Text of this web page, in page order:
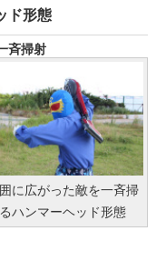
ド形態
斉掃射
に広がった敵を一斉掃
ハンマーヘッド形態